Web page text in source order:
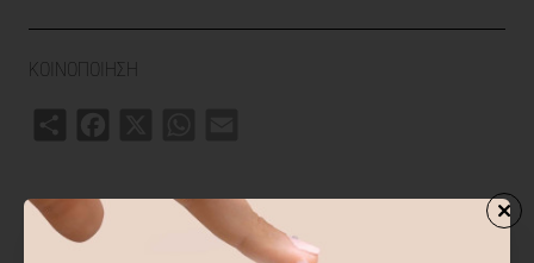
ΚΟΙΝΟΠΟΙΗΣΗ